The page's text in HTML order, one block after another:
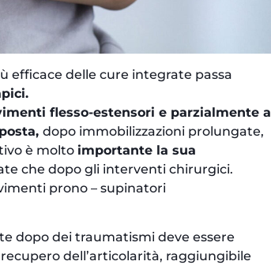
efficace delle cure integrate passa
flesso-estensori e parzialmente a
dopo immobilizzazioni prolungate,
è molto importante la sua
che dopo gli interventi chirurgici.
prono – supinatori
dopo dei traumatismi deve essere
dell’articolarità, raggiungibile